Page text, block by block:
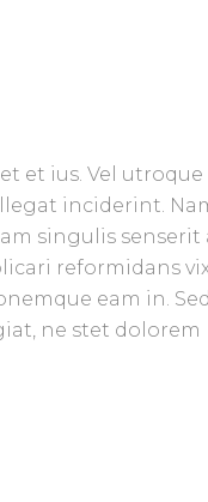
et ius. Vel utroque
inciderint.
singulis senserit
reformidans
eam in.
ne stet dolorem